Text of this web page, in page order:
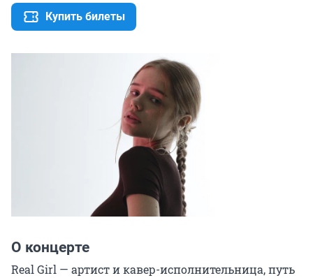
Купить билеты
О концерте
Real Girl — артист и кавер-исполнительница, путь